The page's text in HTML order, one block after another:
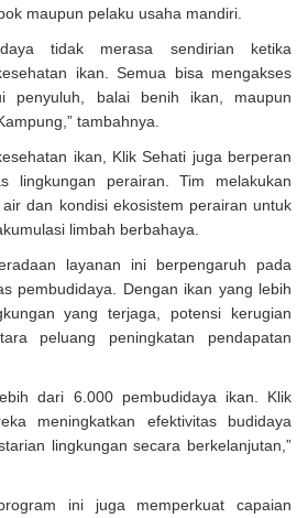
maupun pelaku usaha mandiri.
tidak merasa sendirian ketika
ikan. Semua bisa mengakses
penyuluh, balai benih ikan, maupun
tambahnya.
ikan, Klik Sehati juga berperan
lingkungan perairan. Tim melakukan
dan kondisi ekosistem perairan untuk
limbah berbahaya.
layanan ini berpengaruh pada
pembudidaya. Dengan ikan yang lebih
yang terjaga, potensi kerugian
peluang peningkatan pendapatan
dari 6.000 pembudidaya ikan. Klik
meningkatkan efektivitas budidaya
lingkungan secara berkelanjutan,”
ini juga memperkuat capaian